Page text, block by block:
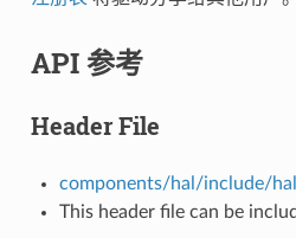
API 参考
Header File
components/hal/include/
This header file can be